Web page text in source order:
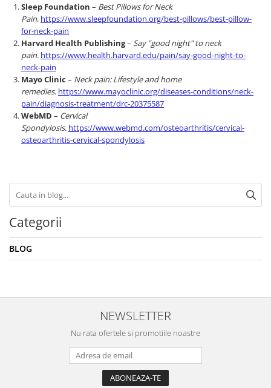
Sleep Foundation – Best Pillows for Neck
Pain. https://www.sleepfoundation.org/best-pillows/best-pillow-
for-neck-pain
Harvard Health Publishing– Say "good night" to neck
pain. https://www.health.harvard.edu/pain/say-good-night-to-
neck-pain
Mayo Clinic – Neck pain: Lifestyle and home
remedies. https://www.mayoclinic.org/diseases-conditions/neck-
pain/diagnosis-treatment/drc-20375587
WebMD – Cervical
Spondylosis. https://www.webmd.com/osteoarthritis/cervical-
osteoarthritis-cervical-spondylosis
Categorii
BLOG
NEWSLETTER
Nu rata ofertele si promotiile noastre